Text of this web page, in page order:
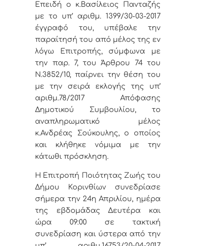
Επειδή ο κ.Βασίλειος Πανταζής
με το υπ’ αριθμ. 1399/30-03-2017
έγγραφό του, υπέβαλε την
παραίτησή του από μέλος της εν
λόγω Επιτροπής, σύμφωνα με
την παρ. 7, του Άρθρου 74 του
Ν.3852/10, παίρνει την θέση του
με την σειρά εκλογής της υπ’
αριθμ.78/2017 Απόφασης
Δημοτικού Συμβουλίου, το
αναπληρωματικό μέλος
κ.Ανδρέας Σούκουλης, ο οποίος
και κλήθηκε νόμιμα με την
κάτωθι πρόσκληση.
Η Επιτροπή Ποιότητας Ζωής του
Δήμου Κορινθίων συνεδρίασε
σήμερα την 24η Απριλίου, ημέρα
της εβδομάδας Δευτέρα και
ώρα 09:00 σε τακτική
συνεδρίαση και ύστερα από την